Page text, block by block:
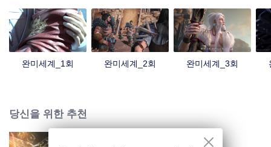
완미세계_1회 완미세계_2회 완미세계_3회
당신을 위한 추천